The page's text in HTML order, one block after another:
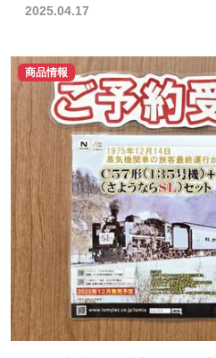
2025.04.17
商品情報